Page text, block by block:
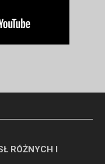
RÓŻNYCH I